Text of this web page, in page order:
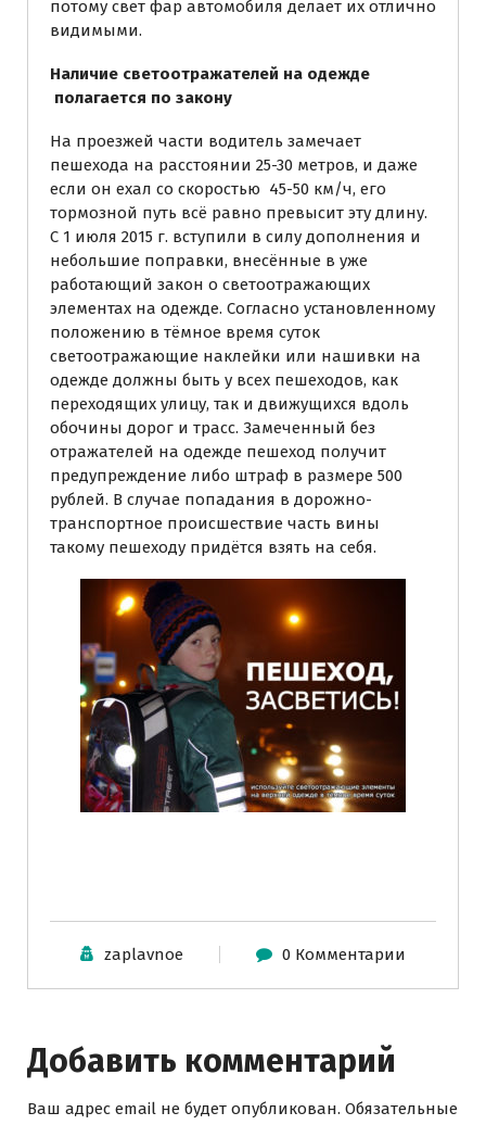
потому свет фар автомобиля делает их отлично
видимыми.
Наличие светоотражателей на одежде
полагается по закону
На проезжей части водитель замечает
пешехода на расстоянии 25-30 метров, и даже
если он ехал со скоростью 45-50 км/ч, его
тормозной путь всё равно превысит эту длину.
С 1 июля 2015 г. вступили в силу дополнения и
небольшие поправки, внесённые в уже
работающий закон о светоотражающих
элементах на одежде. Согласно установленному
положению в тёмное время суток
светоотражающие наклейки или нашивки на
одежде должны быть у всех пешеходов, как
переходящих улицу, так и движущихся вдоль
обочины дорог и трасс. Замеченный без
отражателей на одежде пешеход получит
предупреждение либо штраф в размере 500
рублей. В случае попадания в дорожно-
транспортное происшествие часть вины
такому пешеходу придётся взять на себя.
zaplavnoe 0 Комментарии
Добавить комментарий
Ваш адрес email не будет опубликован. Обязательные